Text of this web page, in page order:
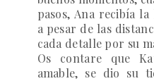
pasos, Ana recibía
a pesar de las
cada detalle por su
Os contare que
amable, se dio su